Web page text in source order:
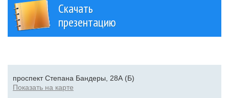
Скачать
презентацию
проспект Степана Бандеры, 28А (Б)
Показать на карте